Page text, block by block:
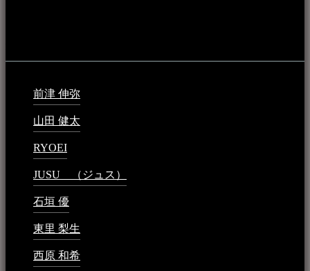
前津 伸弥
山田 健太
RYOEI
JUSU （ジュス）
石垣 優
東里 梨生
西原 和希